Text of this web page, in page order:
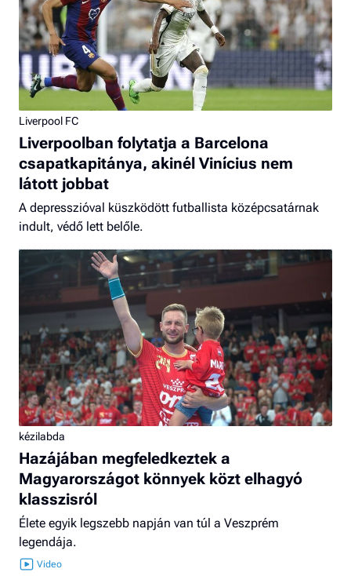
Liverpool FC
Liverpoolban folytatja a Barcelona
csapatkapitánya, akinél Vinícius nem
látott jobbat
A depresszióval küszködött futballista középcsatárnak
indult, védő lett belőle.
kézilabda
Hazájában megfeledkeztek a
Magyarországot könnyek közt elhagyó
klasszisról
Élete egyik legszebb napján van túl a Veszprém
legendája.